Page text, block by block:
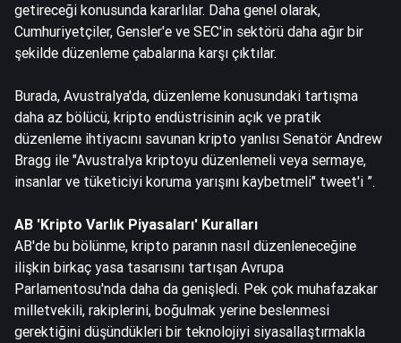
getireceği konusunda kararlılar. Daha genel olarak,
Cumhuriyetçiler, Gensler'e ve SEC'in sektörü daha ağır bir
şekilde düzenleme çabalarına karşı çıktılar.
Burada, Avustralya'da, düzenleme konusundaki tartışma
daha az bölücü, kripto endüstrisinin açık ve pratik
düzenleme ihtiyacını savunan kripto yanlısı Senatör Andrew
Bragg ile "Avustralya kriptoyu düzenlemeli veya sermaye,
insanlar ve tüketiciyi koruma yarışını kaybetmeli" tweet'i ”.
AB 'Kripto Varlık Piyasaları' Kuralları
AB'de bu bölünme, kripto paranın nasıl düzenleneceğine
ilişkin birkaç yasa tasarısını tartışan Avrupa
Parlamentosu'nda daha da genişledi. Pek çok muhafazakar
milletvekili, rakiplerini, boğulmak yerine beslenmesi
gerektiğini düşündükleri bir teknolojiyi siyasallaştırmakla